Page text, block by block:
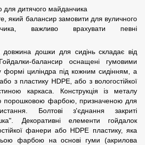
який балансир замовити для вуличного
важливо врахувати певні
довжина дошки для сидінь складає від
балансир оснащені гумовими
циліндра під кожним сидінням, а
з пластику HDPE, або з вологостійкої
каркаса. Конструкція із металу
порошковою фарбою, призначеною для
Болтові з'єднання закриті
Декоративні елементи гойдалок
фанери або HDPE пластику, яка
фарбою на основі гуми (акрилова